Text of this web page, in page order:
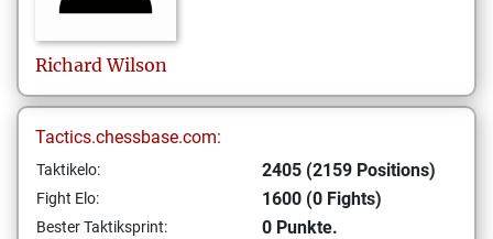
Richard Wilson
Tactics.chessbase.com:
Taktikelo: 2405 (2159 Positions)
Fight Elo: 1600 (0 Fights)
Bester Taktiksprint: 0 Punkte.